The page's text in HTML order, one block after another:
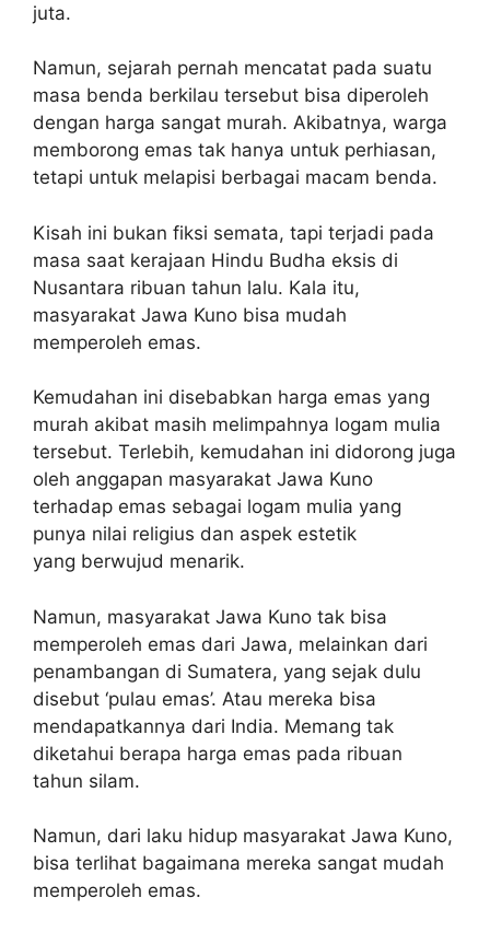
juta.
Namun, sejarah pernah mencatat pada suatu
masa benda berkilau tersebut bisa diperoleh
dengan harga sangat murah. Akibatnya, warga
memborong emas tak hanya untuk perhiasan,
tetapi untuk melapisi berbagai macam benda.
Kisah ini bukan fiksi semata, tapi terjadi pada
masa saat kerajaan Hindu Budha eksis di
Nusantara ribuan tahun lalu. Kala itu,
masyarakat Jawa Kuno bisa mudah
memperoleh emas.
Kemudahan ini disebabkan harga emas yang
murah akibat masih melimpahnya logam mulia
tersebut. Terlebih, kemudahan ini didorong juga
oleh anggapan masyarakat Jawa Kuno
terhadap emas sebagai logam mulia yang
punya nilai religius dan aspek estetik
yang berwujud menarik.
Namun, masyarakat Jawa Kuno tak bisa
memperoleh emas dari Jawa, melainkan dari
penambangan di Sumatera, yang sejak dulu
disebut ‘pulau emas’. Atau mereka bisa
mendapatkannya dari India. Memang tak
diketahui berapa harga emas pada ribuan
tahun silam.
Namun, dari laku hidup masyarakat Jawa Kuno,
bisa terlihat bagaimana mereka sangat mudah
memperoleh emas.